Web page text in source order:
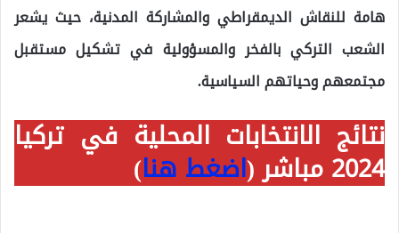
هامة للنقاش الديمقراطي والمشاركة المدنية، حيث يشعر
الشعب التركي بالفخر والمسؤولية في تشكيل مستقبل
مجتمعهم وحياتهم السياسية.
نتائج الانتخابات المحلية في تركيا
2024 مباشر ( اضغط هنا)